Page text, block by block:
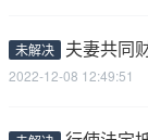
未解决 夫妻共同
2022-12-08 12:49:51